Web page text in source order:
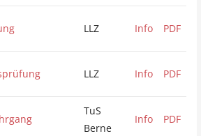
LLZ Info PDF
LLZ Info PDF
TuS
Berne
Info PDF